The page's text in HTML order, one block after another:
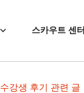
스카우트 센터
수강생 후기 관련 글